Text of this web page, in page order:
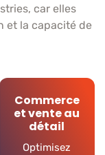
car elles
et la capacité de
Commerce
et vente au
détail
Optimisez